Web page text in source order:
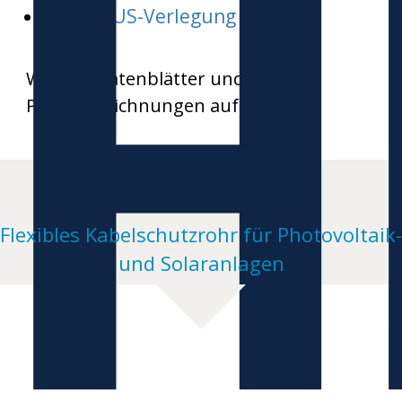
HEKAPLUS-Verlegung
Weitere Datenblätter und
Produktzeichnungen auf Anfrage
Flexibles Kabelschutzrohr für Photovoltaik-
und Solaranlagen